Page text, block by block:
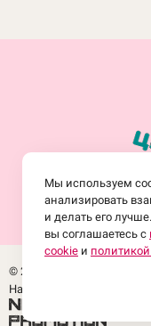
© 2017-2026 Интернет-
Находке. Местное время:
Мы используем
анализировать
и делать его
вы соглашаетесь с
cookie и